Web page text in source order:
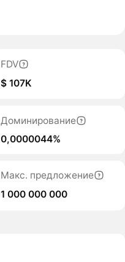
FDV
$ 107K
Доминирование
0,0000044%
Макс. предложение
1 000 000 000